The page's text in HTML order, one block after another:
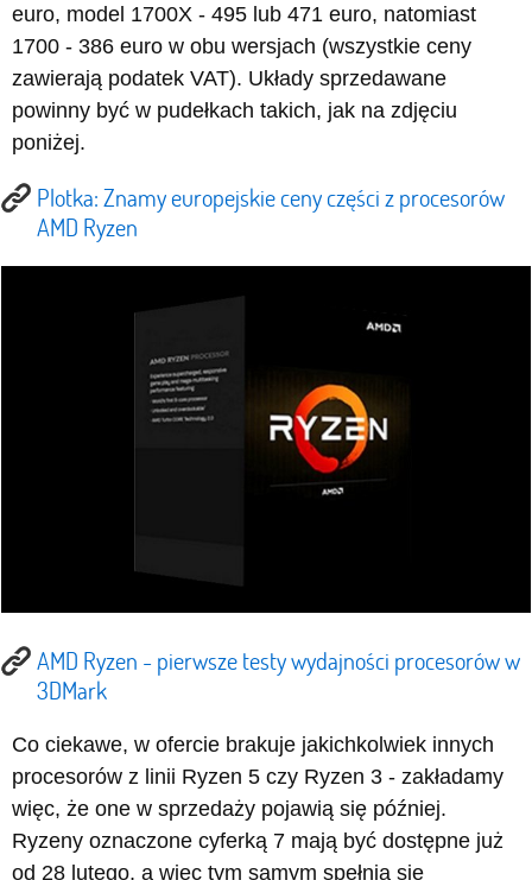
euro, model 1700X - 495 lub 471 euro, natomiast
1700 - 386 euro w obu wersjach (wszystkie ceny
zawierają podatek VAT). Układy sprzedawane
powinny być w pudełkach takich, jak na zdjęciu
poniżej.
Plotka: Znamy europejskie ceny części z procesorów
AMD Ryzen
AMD Ryzen - pierwsze testy wydajności procesorów w
3DMark
Co ciekawe, w ofercie brakuje jakichkolwiek innych
procesorów z linii Ryzen 5 czy Ryzen 3 - zakładamy
więc, że one w sprzedaży pojawią się później.
Ryzeny oznaczone cyferką 7 mają być dostępne już
od 28 lutego, a więc tym samym spełnią się